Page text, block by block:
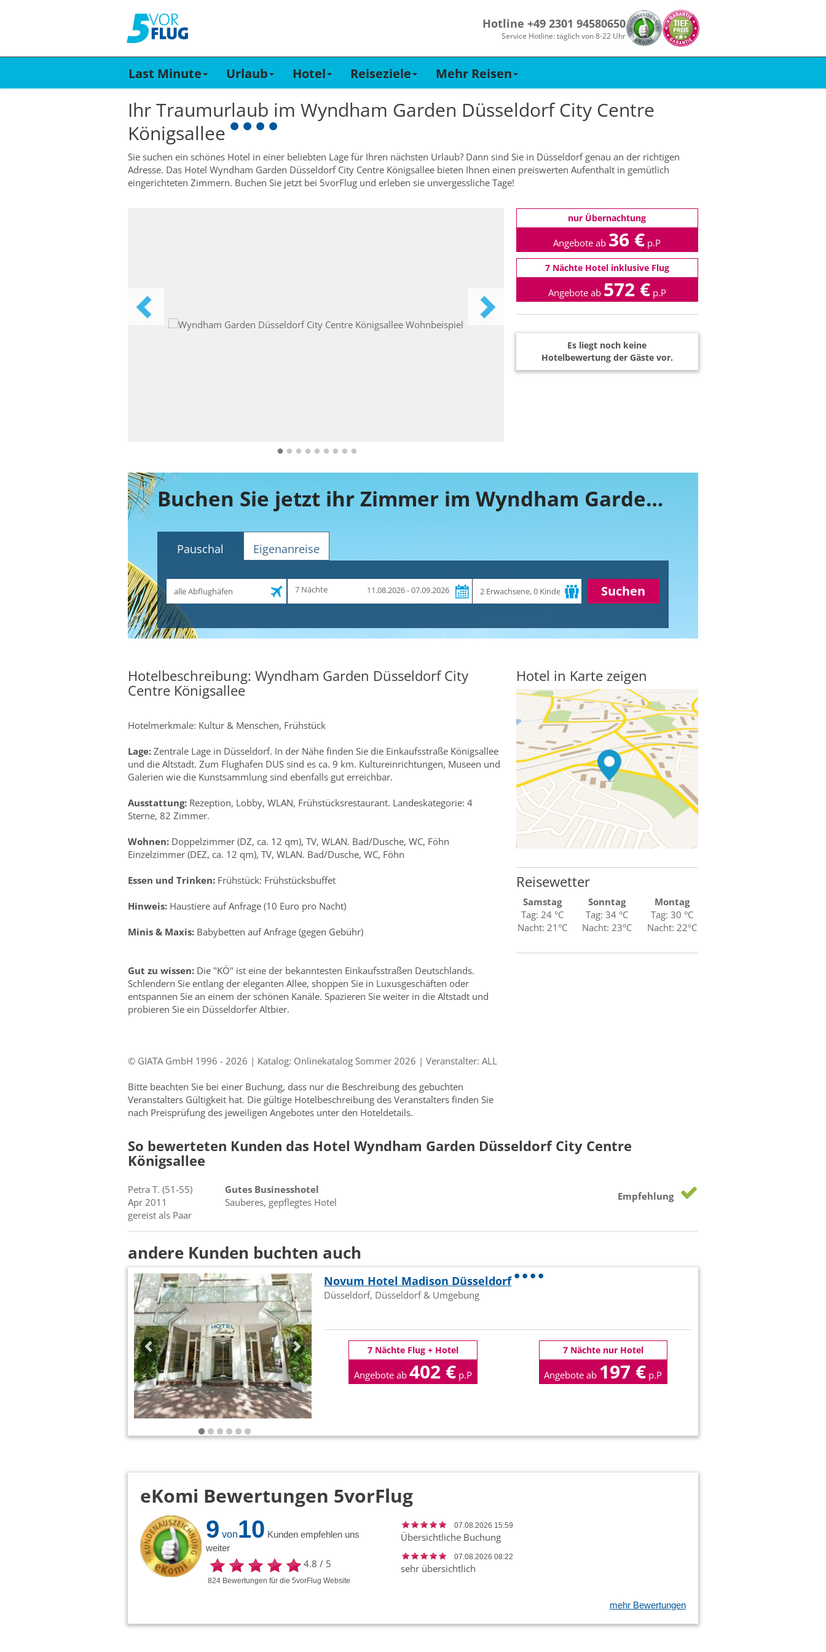
Hotline +49 2301 94580650
Service Hotline: täglich von 8-22 Uhr
Last Minute Urlaub Hotel Reiseziele Mehr Reisen
Ihr Traumurlaub im Wyndham Garden Düsseldorf City Centre
Königsallee
Sie suchen ein schönes Hotel in einer beliebten Lage für Ihren nächsten Urlaub? Dann sind Sie in Düsseldorf genau an der richtigen
Adresse. Das Hotel Wyndham Garden Düsseldorf City Centre Königsallee bieten Ihnen einen preiswerten Aufenthalt in gemütlich
eingerichteten Zimmern. Buchen Sie jetzt bei 5vorFlug und erleben sie unvergessliche Tage!
nur Übernachtung
Angebote ab 36 € p.P
7 Nächte Hotel inklusive Flug
Angebote ab 572 € p.P
Es liegt noch keine
Hotelbewertung der Gäste vor.
Buchen Sie jetzt ihr Zimmer im Wyndham Garden Düsseldorf City Centre Königsallee
Pauschal Eigenanreise
Zeitraum
7 Nächte 11.08.2026 - 07.09.2026 Suchen
Hotelbeschreibung: Wyndham Garden Düsseldorf City
Centre Königsallee
Hotelmerkmale: Kultur & Menschen, Frühstück
Lage: Zentrale Lage in Düsseldorf. In der Nähe finden Sie die Einkaufsstraße Königsallee
und die Altstadt. Zum Flughafen DUS sind es ca. 9 km. Kultureinrichtungen, Museen und
Galerien wie die Kunstsammlung sind ebenfalls gut erreichbar.
Ausstattung: Rezeption, Lobby, WLAN, Frühstücksrestaurant. Landeskategorie: 4
Sterne, 82 Zimmer.
Wohnen: Doppelzimmer (DZ, ca. 12 qm), TV, WLAN. Bad/Dusche, WC, Föhn
Einzelzimmer (DEZ, ca. 12 qm), TV, WLAN. Bad/Dusche, WC, Föhn
Essen und Trinken: Frühstück: Frühstücksbuffet
Hinweis: Haustiere auf Anfrage (10 Euro pro Nacht)
Minis & Maxis: Babybetten auf Anfrage (gegen Gebühr)
Gut zu wissen: Die "KÖ" ist eine der bekanntesten Einkaufsstraßen Deutschlands.
Schlendern Sie entlang der eleganten Allee, shoppen Sie in Luxusgeschäften oder
entspannen Sie an einem der schönen Kanäle. Spazieren Sie weiter in die Altstadt und
probieren Sie ein Düsseldorfer Altbier.
© GIATA GmbH 1996 - 2026 | Katalog: Onlinekatalog Sommer 2026 | Veranstalter: ALL
Bitte beachten Sie bei einer Buchung, dass nur die Beschreibung des gebuchten
Veranstalters Gültigkeit hat. Die gültige Hotelbeschreibung des Veranstalters finden Sie
nach Preisprüfung des jeweiligen Angebotes unter den Hoteldetails.
Hotel in Karte zeigen
Reisewetter
Samstag
Tag: 24 °C
Nacht: 21°C
Sonntag
Tag: 34 °C
Nacht: 23°C
Montag
Tag: 30 °C
Nacht: 22°C
So bewerteten Kunden das Hotel Wyndham Garden Düsseldorf City Centre
Königsallee
Petra T. (51-55)
Apr 2011
gereist als Paar
Gutes Businesshotel
Sauberes, gepflegtes Hotel
Empfehlung
andere Kunden buchten auch
Novum Hotel Madison Düsseldorf
Düsseldorf, Düsseldorf & Umgebung
7 Nächte Flug + Hotel
Angebote ab 402 € p.P
7 Nächte nur Hotel
Angebote ab 197 € p.P
eKomi Bewertungen 5vorFlug
9 von10 Kunden empfehlen uns
weiter
4.8 / 5
824 Bewertungen für die 5vorFlug Website
07.08.2026 15:59
Übersichtliche Buchung
07.08.2026 08:22
sehr übersichtlich
mehr Bewertungen